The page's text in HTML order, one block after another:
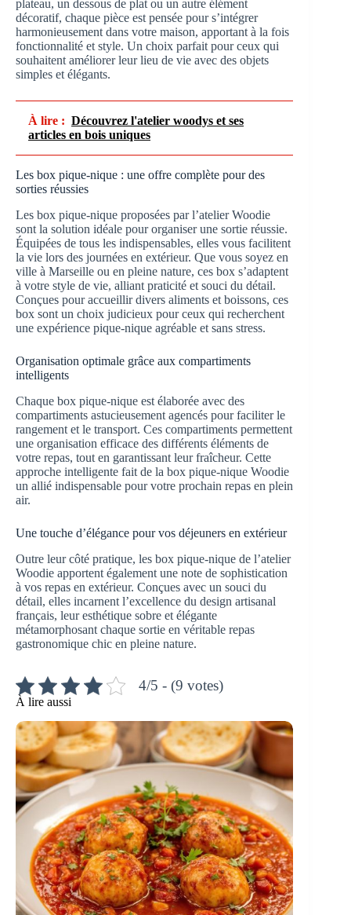
plateau, un dessous de plat ou un autre élément
décoratif, chaque pièce est pensée pour s’intégrer
harmonieusement dans votre maison, apportant à la fois
fonctionnalité et style. Un choix parfait pour ceux qui
souhaitent améliorer leur lieu de vie avec des objets
simples et élégants.
À lire : Découvrez l'atelier woodys et ses
articles en bois uniques
Les box pique-nique : une offre complète pour des
sorties réussies
Les box pique-nique proposées par l’atelier Woodie
sont la solution idéale pour organiser une sortie réussie.
Équipées de tous les indispensables, elles vous facilitent
la vie lors des journées en extérieur. Que vous soyez en
ville à Marseille ou en pleine nature, ces box s’adaptent
à votre style de vie, alliant praticité et souci du détail.
Conçues pour accueillir divers aliments et boissons, ces
box sont un choix judicieux pour ceux qui recherchent
une expérience pique-nique agréable et sans stress.
Organisation optimale grâce aux compartiments
intelligents
Chaque box pique-nique est élaborée avec des
compartiments astucieusement agencés pour faciliter le
rangement et le transport. Ces compartiments permettent
une organisation efficace des différents éléments de
votre repas, tout en garantissant leur fraîcheur. Cette
approche intelligente fait de la box pique-nique Woodie
un allié indispensable pour votre prochain repas en plein
air.
Une touche d’élégance pour vos déjeuners en extérieur
Outre leur côté pratique, les box pique-nique de l’atelier
Woodie apportent également une note de sophistication
à vos repas en extérieur. Conçues avec un souci du
détail, elles incarnent l’excellence du design artisanal
français, leur esthétique sobre et élégante
métamorphosant chaque sortie en véritable repas
gastronomique chic en pleine nature.
4/5 - (9 votes)
À lire aussi